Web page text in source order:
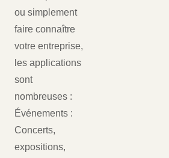
ou simplement
faire connaître
votre entreprise,
les applications
sont
nombreuses :
Événements :
Concerts,
expositions,